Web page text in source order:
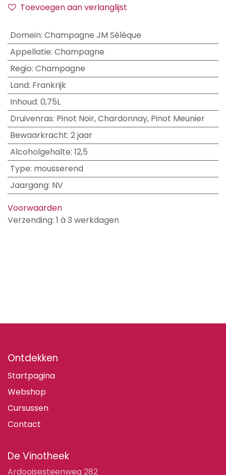
Toevoegen aan verlanglijst
Domein: Champagne JM Sélèque
Appellatie: Champagne
Regio: Champagne
Land: Frankrijk
Inhoud: 0,75L
Druivenras: Pinot Noir,Chardonnay, Pinot Meunier
Bewaarkracht: 2 jaar
Alcoholgehalte: 12,5
Type: mousserend
Jaargang: NV
Voorwaarden
Verzending: 1 à 3 werkdagen
Ontdekken
Startpagina
Webshop
Cursussen
Contact
De Vinotheek
Ardooisesteenweg 282